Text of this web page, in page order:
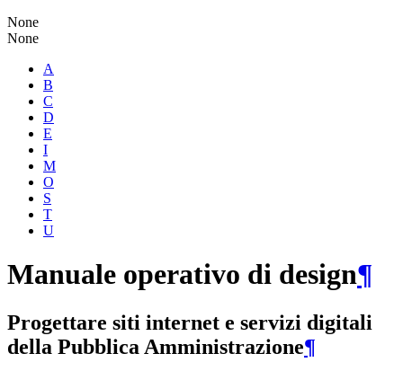
None
None
A
B
C
D
E
I
M
O
S
T
U
Manuale operativo di design¶
Progettare siti internet e servizi digitali
della Pubblica Amministrazione¶